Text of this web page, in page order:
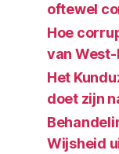
oftewel
Hoe
van
Het
doet zijn
Wijsheid